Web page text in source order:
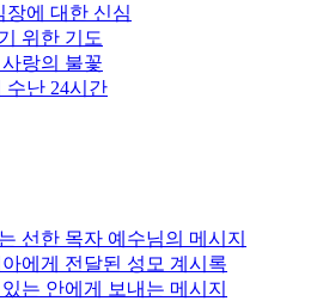
장에 대한 신심
위한 기도
랑의 불꽃
수난 24시간
선한 목자 예수님의 메시지
에게 전달된 성모 계시록
는 안에게 보내는 메시지